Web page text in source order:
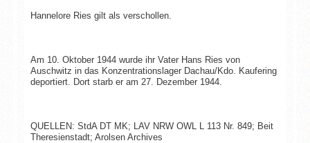
Hannelore Ries gilt als verschollen.
Am 10. Oktober 1944 wurde ihr Vater Hans Ries von
Auschwitz in das Konzentrationslager Dachau/Kdo. Kaufering
deportiert. Dort starb er am 27. Dezember 1944.
QUELLEN: StdA DT MK; LAV NRW OWL L 113 Nr. 849; Beit
Theresienstadt; Arolsen Archives